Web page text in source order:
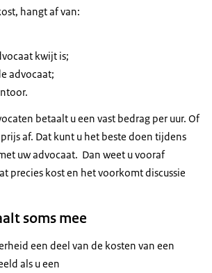
hangt af van:
kwijt is;
advocaat;
betaalt u een vast bedrag per uur. Of
af. Dat kunt u het beste doen tijdens
uw advocaat. Dan weet u vooraf
precies kost en het voorkomt discussie
soms mee
een deel van de kosten van een
als u een